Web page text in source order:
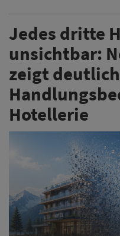
Jedes dritte
unsichtbar:
zeigt
Hotellerie